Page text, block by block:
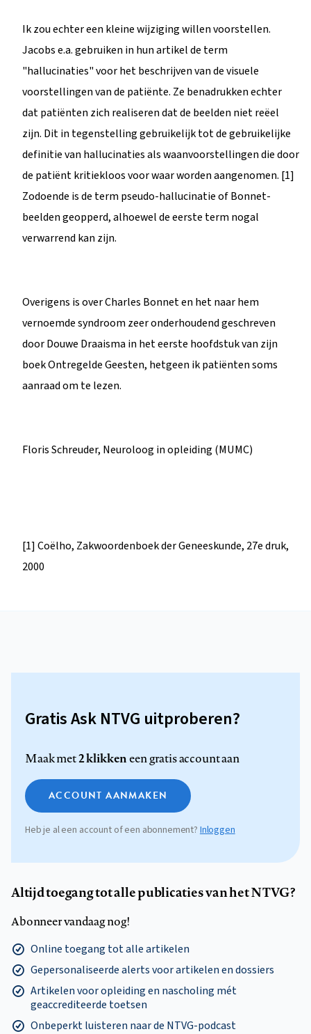
Ik zou echter een kleine wijziging willen voorstellen.
Jacobs e.a. gebruiken in hun artikel de term
"hallucinaties" voor het beschrijven van de visuele
voorstellingen van de patiënte. Ze benadrukken echter
dat patiënten zich realiseren dat de beelden niet reëel
zijn. Dit in tegenstelling gebruikelijk tot de gebruikelijke
definitie van hallucinaties als waanvoorstellingen die door
de patiënt kritiekloos voor waar worden aangenomen. [1]
Zodoende is de term pseudo-hallucinatie of Bonnet-
beelden geopperd, alhoewel de eerste term nogal
verwarrend kan zijn.
Overigens is over Charles Bonnet en het naar hem
vernoemde syndroom zeer onderhoudend geschreven
door Douwe Draaisma in het eerste hoofdstuk van zijn
boek Ontregelde Geesten, hetgeen ik patiënten soms
aanraad om te lezen.
Floris Schreuder, Neuroloog in opleiding (MUMC)
[1] Coëlho, Zakwoordenboek der Geneeskunde, 27e druk,
2000
Gratis Ask NTVG uitproberen?
Maak met2 klikkeneen gratis account aan
ACCOUNT AANMAKEN
Heb je al een account of een abonnement? Inloggen
Altijd toegang tot alle publicaties van het NTVG?
Abonneer vandaag nog!
Online toegang tot alle artikelen
Gepersonaliseerde alerts voor artikelen en dossiers
Artikelen voor opleiding en nascholing mét
geaccrediteerde toetsen
Onbeperkt luisteren naar de NTVG-podcast